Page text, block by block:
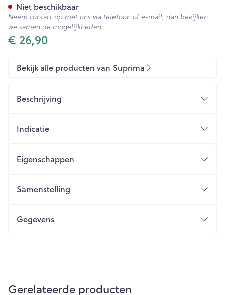
€ 26,90
Niet beschikbaar
Neem contact op met ons via telefoon of e-mail, dan bekijken
we samen de mogelijkheden.
Bekijk alle producten van Suprima
Beschrijving
Indicatie
Eigenschappen
Samenstelling
Gegevens
Gerelateerde producten